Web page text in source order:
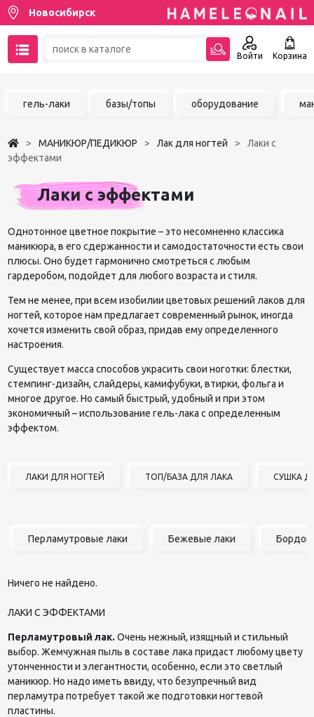
Новосибирск
Войти Корзина
Чат в MAX
Акции
гель-лаки базы/топы оборудование
МАНИКЮР/ПЕДИКЮР Лак для ногтей
Лаки с
эффектами
Лаки с эффектами
Однотонное цветное покрытие – это несомненно классика
маникюра, в его сдержанности и самодостаточности есть свои
плюсы. Оно будет гармонично смотреться с любым
гардеробом, подойдет для любого возраста и стиля.
Тем не менее, при всем изобилии цветовых решений лаков для
ногтей, которое нам предлагает современный рынок, иногда
хочется изменить свой образ, придав ему определенного
настроения.
Существует масса способов украсить свои ноготки: блестки,
стемпинг-дизайн, слайдеры, камифубуки, втирки, фольга и
многое другое. Но самый быстрый, удобный и при этом
экономичный – использование гель-лака с определенным
эффектом.
ЛАКИ ДЛЯ НОГТЕЙ ТОП/БАЗА ДЛЯ ЛАКА СУШКА
Перламутровые лаки Бежевые лаки
Ничего не найдено.
ЛАКИ С ЭФФЕКТАМИ
Перламутровый лак. Очень нежный, изящный и стильный
выбор. Жемчужная пыль в составе лака придаст любому цвету
утонченности и элегантности, особенно, если это светлый
маникюр. Но надо иметь ввиду, что безупречный вид
перламутра потребует такой же подготовки ногтевой
пластины.